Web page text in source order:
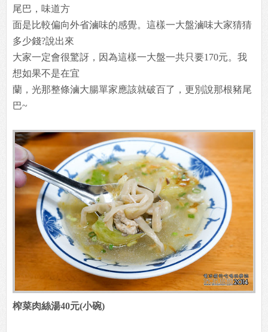
尾巴，味道方
面是比較偏向外省滷味的感覺。這樣一大盤滷味大家猜猜
多少錢?說出來
大家一定會很驚訝，因為這樣一大盤一共只要170元。我
想如果不是在宜
蘭，光那整條滷大腸單家應該就破百了，更別說那根豬尾
巴~
榨菜肉絲湯40元(小碗)